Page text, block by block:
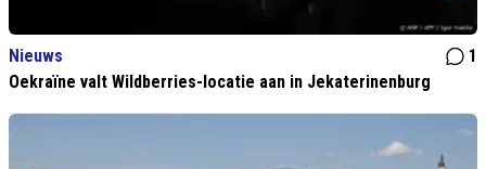
Nieuws
1
Oekraïne valt Wildberries-locatie aan in Jekaterinenburg